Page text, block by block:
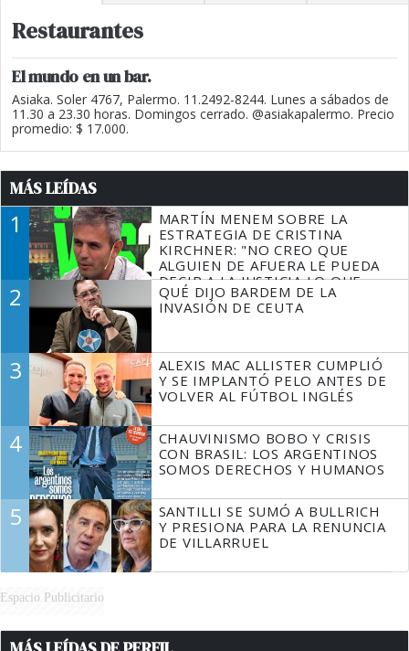
Restaurantes
El mundo en un bar.
Asiaka. Soler 4767, Palermo. 11.2492-8244. Lunes a sábados de
11.30 a 23.30 horas. Domingos cerrado. @asiakapalermo. Precio
promedio: $ 17.000.
MÁS LEÍDAS
1
MARTÍN MENEM SOBRE LA
ESTRATEGIA DE CRISTINA
KIRCHNER: "NO CREO QUE
ALGUIEN DE AFUERA LE PUEDA
DECIR A LA JUSTICIA LO QUE
TIENE QUE HACER"
2
QUÉ DIJO BARDEM DE LA
INVASIÓN DE CEUTA
3
ALEXIS MAC ALLISTER CUMPLIÓ
Y SE IMPLANTÓ PELO ANTES DE
VOLVER AL FÚTBOL INGLÉS
4
CHAUVINISMO BOBO Y CRISIS
CON BRASIL: LOS ARGENTINOS
SOMOS DERECHOS Y HUMANOS
5
SANTILLI SE SUMÓ A BULLRICH
Y PRESIONA PARA LA RENUNCIA
DE VILLARRUEL
Espacio Publicitario